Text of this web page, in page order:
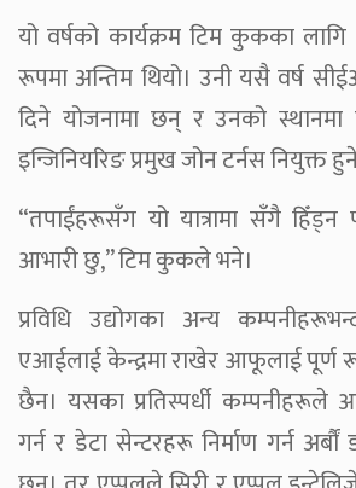
यो वर्षको कार्यक्रम टिम कुकका
रूपमा अन्तिम थियो। उनी यसै वर्ष
दिने योजनामा छन् र उनको स्थानमा
इन्जिनियरिङ प्रमुख जोन टर्नस नियुक्त
“तपाईंहरूसँग यो यात्रामा सँगै हिँड्न
आभारी छु,” टिम कुकले भने।
प्रविधि उद्योगका अन्य
एआईलाई केन्द्रमा राखेर आफूलाई पूर्ण
छैन। यसका प्रतिस्पर्धी कम्पनीहरूले
गर्न र डेटा सेन्टरहरू निर्माण गर्न